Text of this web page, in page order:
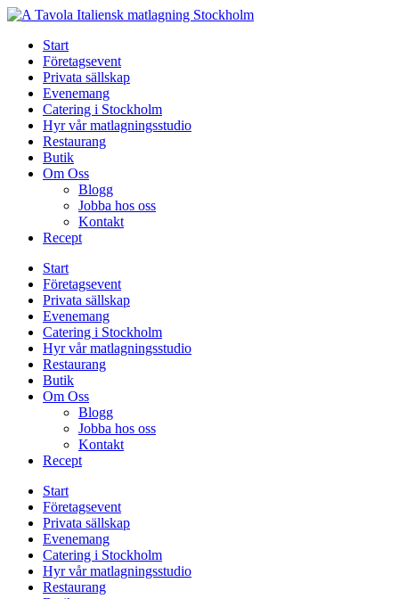
Skip
contentStart
Företagsevent
Privata sällskap
Evenemang
Catering i Stockholm
Hyr vår matlagningsstudio
Restaurang
Butik
Om Oss
Blogg
Jobba hos oss
Kontakt
Recept
Start
Företagsevent
Privata sällskap
Evenemang
Catering i Stockholm
Hyr vår matlagningsstudio
Restaurang
Butik
Om Oss
Blogg
Jobba hos oss
Kontakt
Recept
Start
Företagsevent
Privata sällskap
Evenemang
Catering i Stockholm
Hyr vår matlagningsstudio
Restaurang